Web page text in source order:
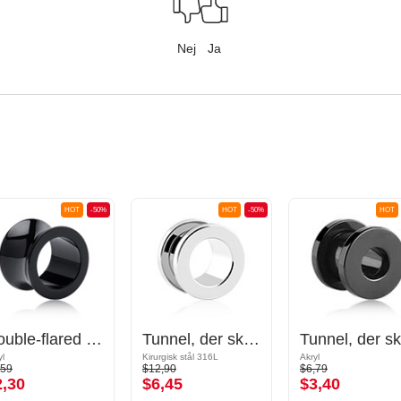
Nej Ja
-50%
HOT
Double-flared tunnel (akryl, flere farver)
-50%
HOT
Tunnel, der skrues på (kirurgisk stål, sølv, blank finish)
Kirurgisk stål 316L
$12,90
$6,45
HOT
Akryl
$6,79
$3,40